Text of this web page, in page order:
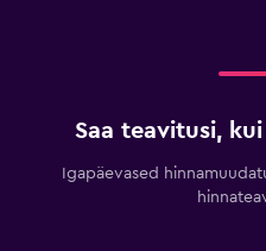
Saa teavitusi,
Igapäevased